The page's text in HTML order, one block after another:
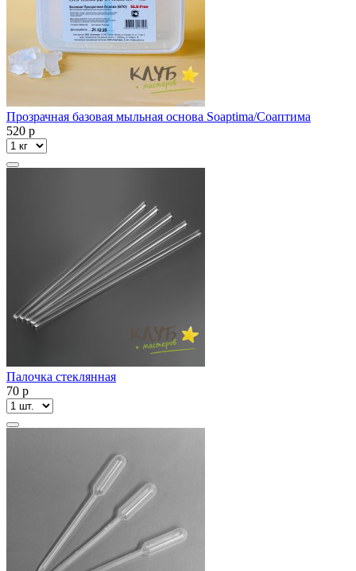
Прозрачная базовая мыльная основа Soaptima/Соаптима
520 p
Палочка стеклянная
70 p